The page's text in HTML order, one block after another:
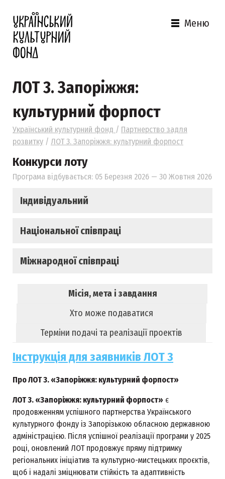
Меню
ЛОТ 3. Запоріжжя:
культурний форпост
Український культурний фонд / Партнерство задля
розвитку / ЛОТ 3. Запоріжжя: культурний форпост
Місія, мета і завдання
Хто може подаватися
Терміни подачі та реалізації проектів
Інструкція для заявників ЛОТ 3
Про ЛОТ 3. «Запоріжжя: культурний форпост»
ЛОТ 3. «Запоріжжя: культурний форпост» є
продовженням успішного партнерства Українського
культурного фонду із Запорізькою обласною державною
адміністрацією. Після успішної реалізації програми у 2025
році, оновлений ЛОТ продовжує пряму підтримку
регіональних ініціатив та культурно-мистецьких проєктів,
щоб і надалі зміцнювати стійкість та адаптивність
Конкурси лоту
Програма відбувається: 05 Березня 2026 — 30 Жовтня 2026
Індивідуальний
Національної співпраці
Міжнародної співпраці